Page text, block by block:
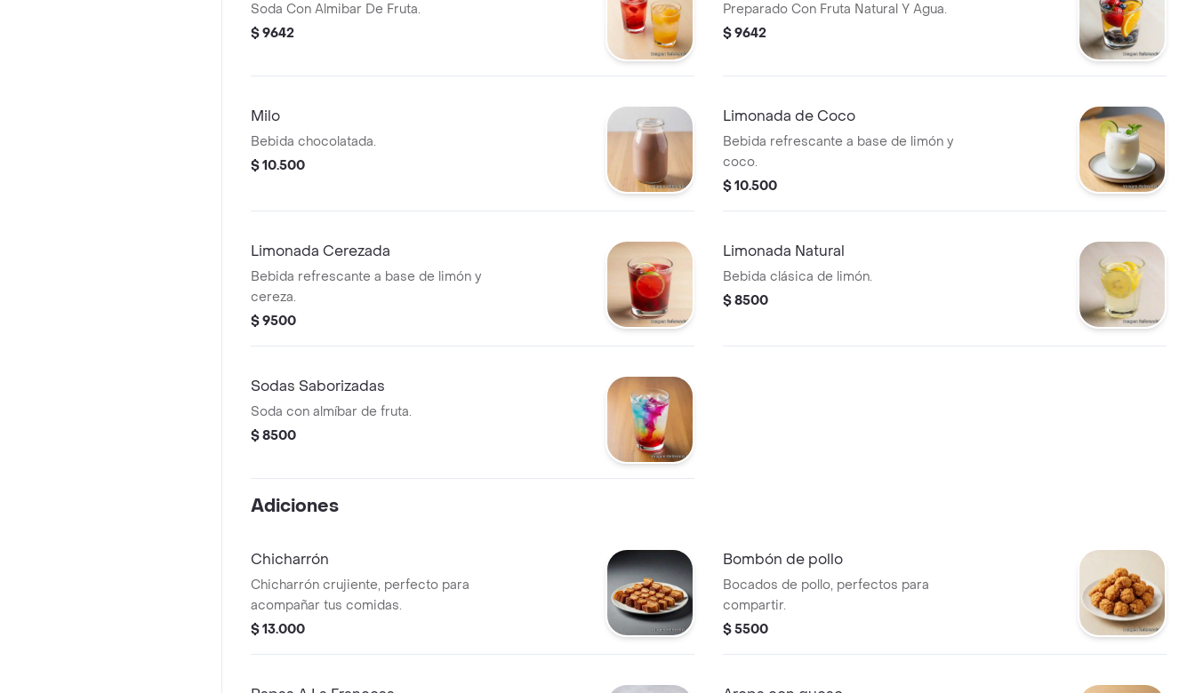
Soda Con Almibar De Fruta.
$ 9642
Preparado Con Fruta Natural Y Agua.
$ 9642
Milo
Bebida chocolatada.
$ 10.500
Limonada de Coco
Bebida refrescante a base de limón y
coco.
$ 10.500
Limonada Cerezada
Bebida refrescante a base de limón y
cereza.
$ 9500
Limonada Natural
Bebida clásica de limón.
$ 8500
Sodas Saborizadas
Soda con almíbar de fruta.
$ 8500
Adiciones
Chicharrón
Chicharrón crujiente, perfecto para
acompañar tus comidas.
$ 13.000
Bombón de pollo
Bocados de pollo, perfectos para
compartir.
$ 5500